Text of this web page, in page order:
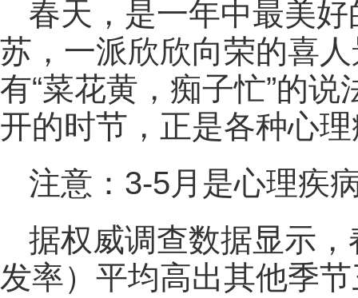
春天，是一年中最美
苏，一派欣欣向荣的喜
有“菜花黄，痴子忙”的
开的时节，正是各种心
注意：3-5月是心理疾
据权威调查数据显示
发率）平均高出其他季